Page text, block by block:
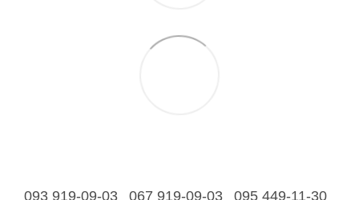
093 919-09-03 067 919-09-03 095 449-11-30